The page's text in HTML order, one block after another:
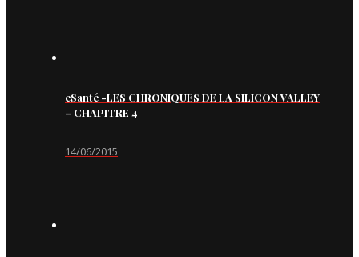
eSanté -LES CHRONIQUES DE LA SILICON VALLEY
– CHAPITRE 4
14/06/2015